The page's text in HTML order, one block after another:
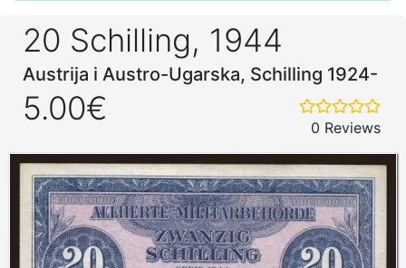
20 Schilling, 1944
Austrija i Austro-Ugarska, Schilling 1924-
5.00€
0 Reviews